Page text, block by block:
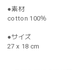
●素材
cotton 100％
●サイズ
27 x 18 cm